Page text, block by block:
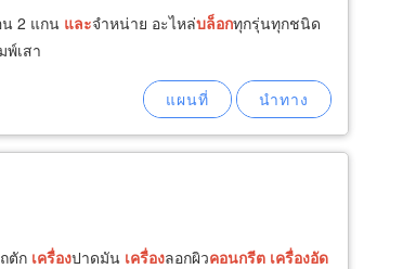
น 2 แกน และจำหน่าย อะไหล่บล็อกทุกรุ่นทุกชนิด
เสา
ตัก เครื่องปาดมัน เครื่องลอกผิวคอนกรีต เครื่องอัด